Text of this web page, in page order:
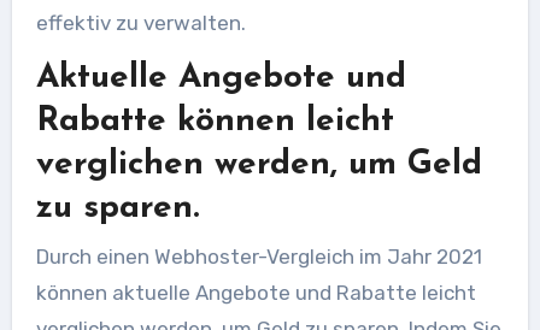
effektiv zu verwalten.
Aktuelle Angebote und
Rabatte können leicht
verglichen werden, um Geld
zu sparen.
Durch einen Webhoster-Vergleich im Jahr 2021
können aktuelle Angebote und Rabatte leicht